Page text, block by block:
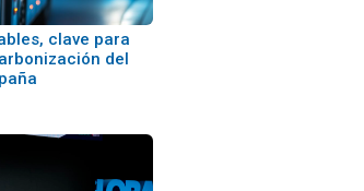
clave para
del